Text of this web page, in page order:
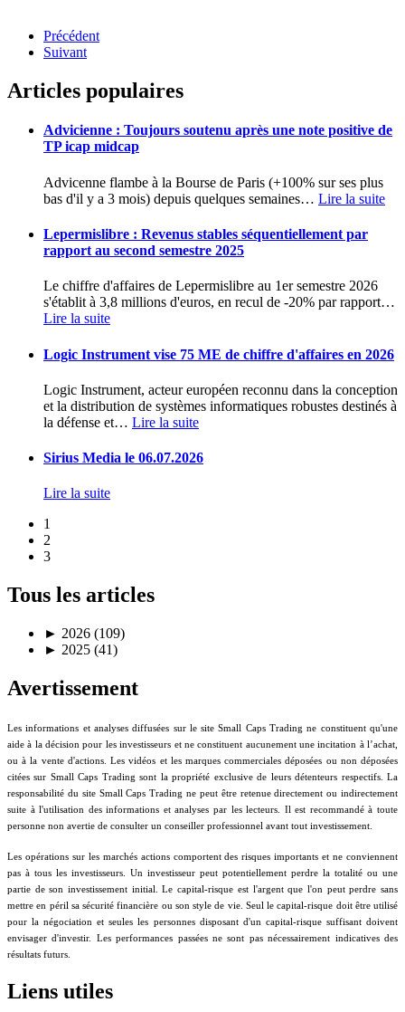
Précédent
Suivant
Articles populaires
Advicienne : Toujours soutenu après une note positive de
TP icap midcap
Advicenne flambe à la Bourse de Paris (+100% sur ses plus
bas d'il y a 3 mois) depuis quelques semaines… Lire la suite
Lepermislibre : Revenus stables séquentiellement par
rapport au second semestre 2025
Le chiffre d'affaires de Lepermislibre au 1er semestre 2026
s'établit à 3,8 millions d'euros, en recul de -20% par rapport…
Lire la suite
Logic Instrument vise 75 ME de chiffre d'affaires en 2026
Logic Instrument, acteur européen reconnu dans la conception
et la distribution de systèmes informatiques robustes destinés à
la défense et… Lire la suite
Sirius Media le 06.07.2026
Lire la suite
1
2
3
Tous les articles
► 2026 (109)
► 2025 (41)
Avertissement
Les informations et analyses diffusées sur le site Small Caps Trading ne constituent qu'une
aide à la décision pour les investisseurs et ne constituent aucunement une incitation à l’achat,
ou à la vente d'actions. Les vidéos et les marques commerciales déposées ou non déposées
citées sur Small Caps Trading sont la propriété exclusive de leurs détenteurs respectifs. La
responsabilité du site Small Caps Trading ne peut être retenue directement ou indirectement
suite à l'utilisation des informations et analyses par les lecteurs. Il est recommandé à toute
personne non avertie de consulter un conseiller professionnel avant tout investissement.
Les opérations sur les marchés actions comportent des risques importants et ne conviennent
pas à tous les investisseurs. Un investisseur peut potentiellement perdre la totalité ou une
partie de son investissement initial. Le capital-risque est l'argent que l'on peut perdre sans
mettre en péril sa sécurité financière ou son style de vie. Seul le capital-risque doit être utilisé
pour la négociation et seules les personnes disposant d'un capital-risque suffisant doivent
envisager d'investir. Les performances passées ne sont pas nécessairement indicatives des
résultats futurs.
Liens utiles